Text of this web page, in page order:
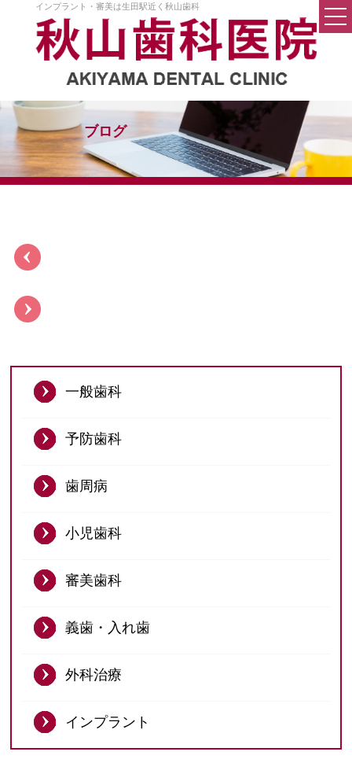
インプラント・審美は生田駅近く秋山歯科
トップページ
院長挨拶
院内設備
秋山歯科の考え方
初めての方へ
歯周病
小児歯科
義歯・入れ歯
外科治療
ブログ
ブログ
一般歯科
予防歯科
歯周病
小児歯科
審美歯科
義歯・入れ歯
外科治療
インプラント